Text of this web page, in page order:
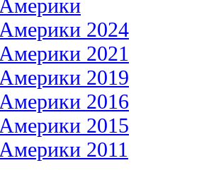
2024
2021
2019
2016
2015
2011